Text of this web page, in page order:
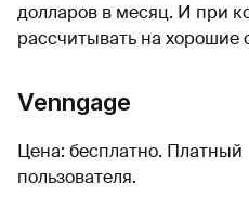
долларов в месяц. И при
рассчитывать на хорошие
Venngage
Цена: бесплатно. Платный
пользователя.